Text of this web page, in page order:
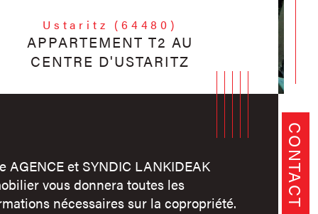
CONTACT
Ustaritz (64480)
APPARTEMENT T2 AU
CENTRE D'USTARITZ
AGENCE et SYNDIC LANKIDEAK
vous donnera toutes les
nécessaires sur la copropriété.